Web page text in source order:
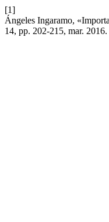
[1]
Ángeles Ingaramo,
14, pp. 202-215, mar. 2016.